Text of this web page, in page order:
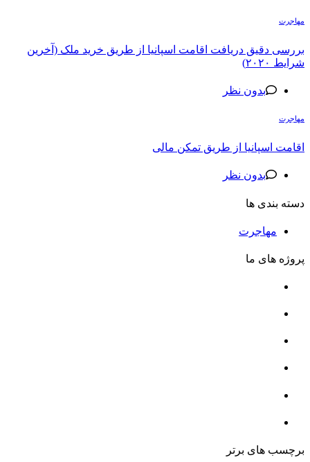
مهاجرت
بررسی دقیق دریافت اقامت اسپانیا از طریق خرید ملک (آخرین
شرایط ۲۰۲۰)
بدون نظر
مهاجرت
اقامت اسپانیا از طریق تمکن مالی
بدون نظر
دسته بندی ها
مهاجرت
پروژه های ما
برچسب های برتر